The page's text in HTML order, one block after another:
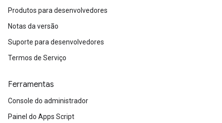
Produtos para desenvolvedores
Notas da versão
Suporte para desenvolvedores
Termos de Serviço
Ferramentas
Console do administrador
Painel do Apps Script